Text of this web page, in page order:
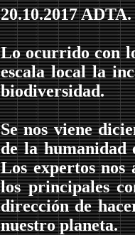
20.10.2017 ADTA.
Lo ocurrido con
escala local la
biodiversidad.
Se nos viene
de la humanidad
Los expertos nos
los principales
dirección de
nuestro planeta.